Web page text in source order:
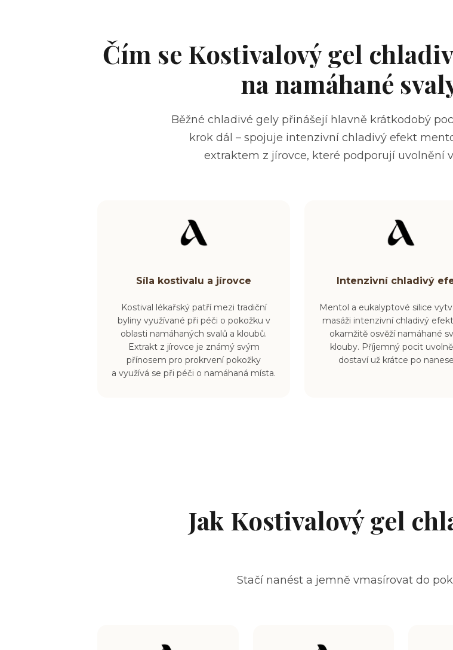
Čím se Kostivalový gel
na namáhané
Běžné chladivé gely přinášejí hlavně krátkodobý
krok dál – spojuje intenzivní chladivý efekt
extraktem z jírovce, které podporují uvolnění
Síla kostivalu a jírovce
Kostival lékařský patří mezi tradiční
byliny využívané při péči o pokožku v
oblasti namáhaných svalů a kloubů.
Extrakt z jírovce je známý svým
přínosem pro prokrvení pokožky
a využívá se při péči o namáhaná místa.
Intenzivní chladivý
Mentol a eukalyptové silice
masáži intenzivní chladivý
okamžitě osvěží namáhané
klouby. Příjemný pocit
dostaví už krátce po
Jak Kostivalový gel
Stačí nanést a jemně vmasírovat do